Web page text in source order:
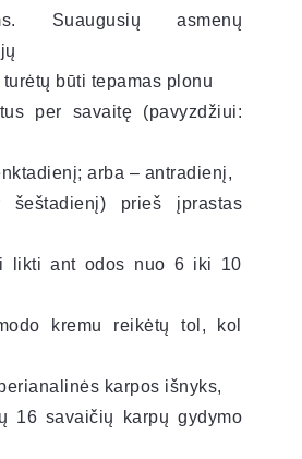
Suaugusių asmenų
būti tepamas plonu
per savaitę (pavyzdžiui:
arba – antradienį,
šeštadienį) prieš įprastas
likti ant odos nuo 6 iki 10
kremu reikėtų tol, kol
karpos išnyks,
16 savaičių karpų gydymo